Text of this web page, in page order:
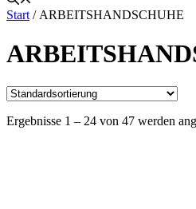
Start / ARBEITSHANDSCHUHE
Ergebnisse 1 – 24 von 47 werden